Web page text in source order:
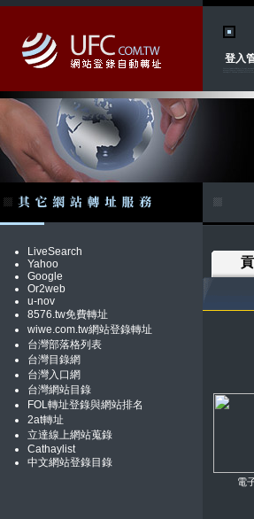
登入
LiveSearch
Yahoo
Google
Or2web
u-nov
8576.tw免費轉址
wiwe.com.tw網站登錄轉址
台灣部落格列表
台灣目錄網
台灣入口網
台灣網站目錄
FOL轉址登錄與網站排名
2at轉址
立達線上網站蒐錄
Cathaylist
中文網站登錄目錄
電